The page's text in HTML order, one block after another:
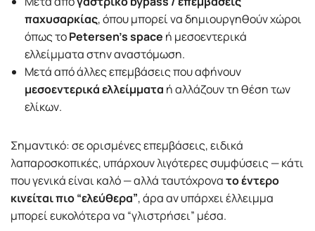
παχυσαρκίας, όπου μπορεί να δημιουργηθούν χώροι
όπως τοPetersen’s space ή μεσοεντερικά
ελλείμματα στην αναστόμωση.
Μετά από άλλες επεμβάσεις που αφήνουν
μεσοεντερικά ελλείμματα ή αλλάζουν τη θέση των
ελίκων.
Σημαντικό: σε ορισμένες επεμβάσεις, ειδικά
λαπαροσκοπικές, υπάρχουν λιγότερες συμφύσεις — κάτι
που γενικά είναι καλό — αλλά ταυτόχρονατο έντερο
κινείται πιο “ελεύθερα”, άρα αν υπάρχει έλλειμμα
μπορεί ευκολότερα να “γλιστρήσει” μέσα.